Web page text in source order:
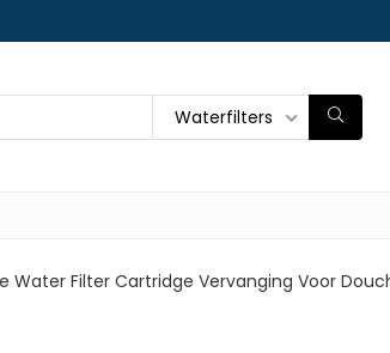
Waterfilters
Water Filter Cartridge Vervanging Voor